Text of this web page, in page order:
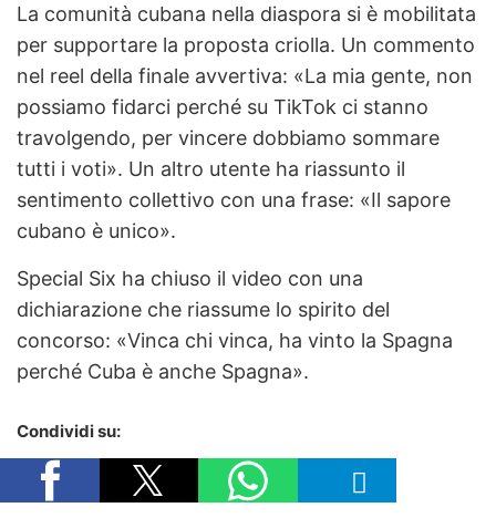
La comunità cubana nella diaspora si è mobilitata
per supportare la proposta criolla. Un commento
nel reel della finale avvertiva: «La mia gente, non
possiamo fidarci perché su TikTok ci stanno
travolgendo, per vincere dobbiamo sommare
tutti i voti». Un altro utente ha riassunto il
sentimento collettivo con una frase: «Il sapore
cubano è unico».
Special Six ha chiuso il video con una
dichiarazione che riassume lo spirito del
concorso: «Vinca chi vinca, ha vinto la Spagna
perché Cuba è anche Spagna».
Condividi su: